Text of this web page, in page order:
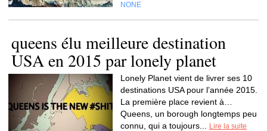
NONE
queens élu meilleure destination
USA en 2015 par lonely planet
Lonely Planet vient de livrer ses 10
destinations USA pour l’année 2015.
La première place revient à…
Queens, un borough longtemps peu
connu, qui a toujours...
Lire la suite